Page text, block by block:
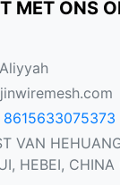
MET ONS
8615633075373
VAN
HEBEI,